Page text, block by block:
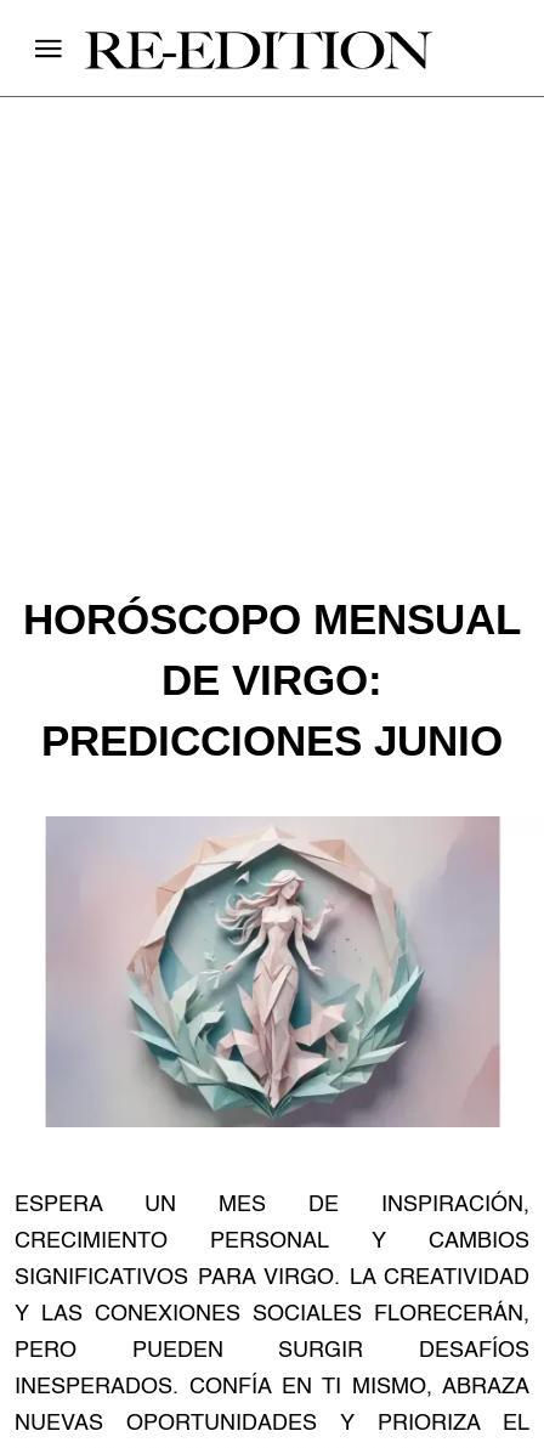
HORÓSCOPO MENSUAL
DE VIRGO:
PREDICCIONES JUNIO
ESPERA UN MES DE INSPIRACIÓN,
CRECIMIENTO PERSONAL Y CAMBIOS
SIGNIFICATIVOS PARA VIRGO. LA CREATIVIDAD
Y LAS CONEXIONES SOCIALES FLORECERÁN,
PERO PUEDEN SURGIR DESAFÍOS
INESPERADOS. CONFÍA EN TI MISMO, ABRAZA
NUEVAS OPORTUNIDADES Y PRIORIZA EL